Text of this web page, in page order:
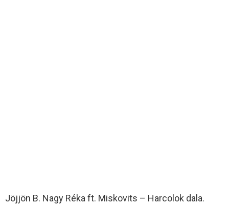
Jöjjön B. Nagy Réka ft. Miskovits – Harcolok dala.